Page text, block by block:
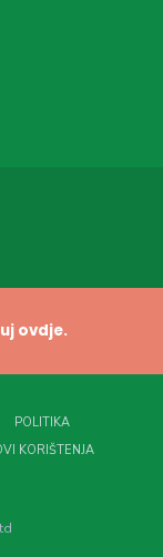
ovdje.
POLITIKA
KORIŠTENJA